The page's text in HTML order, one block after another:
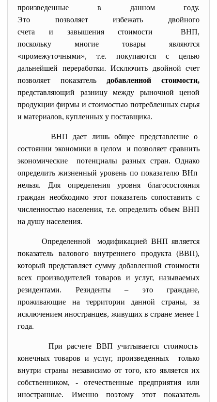
произведенные в данном году.
Это позволяет избежать двойного
счета и завышения стоимости ВНП,
поскольку многие товары являются
«промежуточными», т.е. покупаются с целью
дальнейшей переработки. Исключить двойной счет
позволяет показатель добавленной стоимости,
представляющий разницу между рыночной ценой
продукции фирмы и стоимостью потребленных сырья
и материалов, купленных у поставщика.
ВНП дает лишь общее представление о
состоянии экономики в целом и позволяет сравнить
экономические потенциалы разных стран. Однако
определить жизненный уровень по показателю ВНп
нельзя. Для определения уровня благосостояния
граждан необходимо этот показатель сопоставить с
численностью населения, т.е. определить объем ВНП
на душу населения.
Определенной модификацией ВНП является
показатель валового внутреннего продукта (ВВП),
который представляет сумму добавленной стоимости
всех производителей товаров и услуг, называемых
резидентами. Резиденты – это граждане,
проживающие на территории данной страны, за
исключением иностранцев, живущих в стране менее 1
года.
При расчете ВВП учитываетсястоимость
конечных товаров и услуг, произведенных только
внутри страны независимо от того, кто является их
собственником, - отечественные предприятия или
иностранные. Именно поэтому этот показатель